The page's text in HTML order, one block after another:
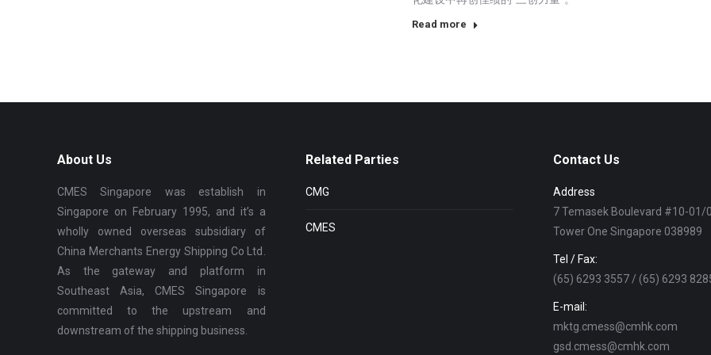
Read more
About Us
CMES Singapore was establish in
Singapore on February 1995, and it’s a
wholly owned overseas subsidiary of
China Merchants Energy Shipping Co Ltd.
As the gateway and platform in
Southeast Asia, CMES Singapore is
committed to the upstream and
downstream of the shipping business.
Related Parties
CMG
CMES
Contact Us
Address
7 Temasek Boulevard #10-01/
Tower One Singapore 038989
Tel / Fax:
(65) 6293 3557 / (65) 6293
E-mail:
mktg.cmess@cmhk.com
gsd.cmess@cmhk.com